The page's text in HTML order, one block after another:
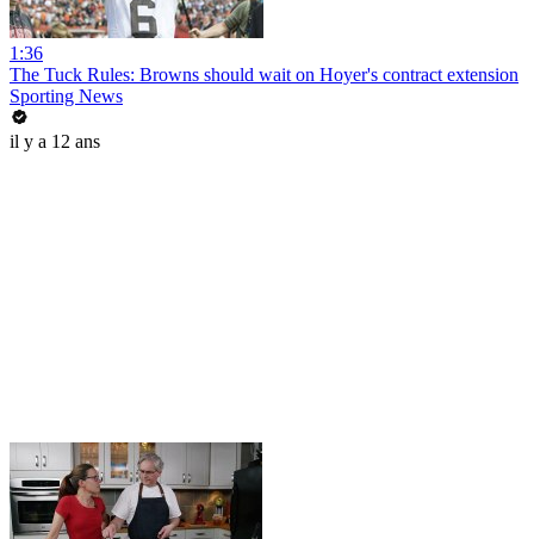
1:36
The Tuck Rules: Browns should wait on Hoyer's contract extension
Sporting News
il y a 12 ans